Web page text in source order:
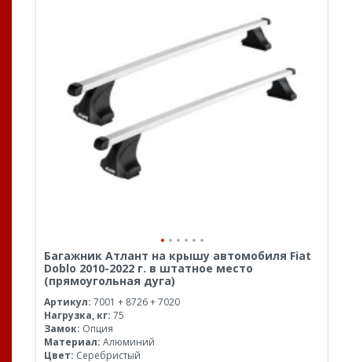
Багажник Атлант на крышу автомобиля Fiat
Doblo 2010-2022 г. в штатное место
(прямоугольная дуга)
Артикул: 7001 + 8726 + 7020
Нагрузка, кг: 75
Замок: Опция
Материал: Алюминий
Цвет: Серебристый